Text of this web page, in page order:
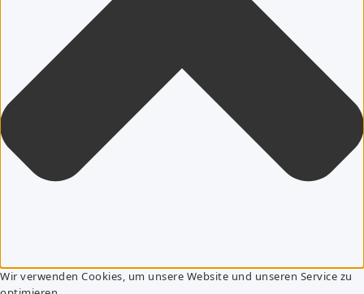
Wir verwenden Cookies, um unsere Website und unseren Service zu